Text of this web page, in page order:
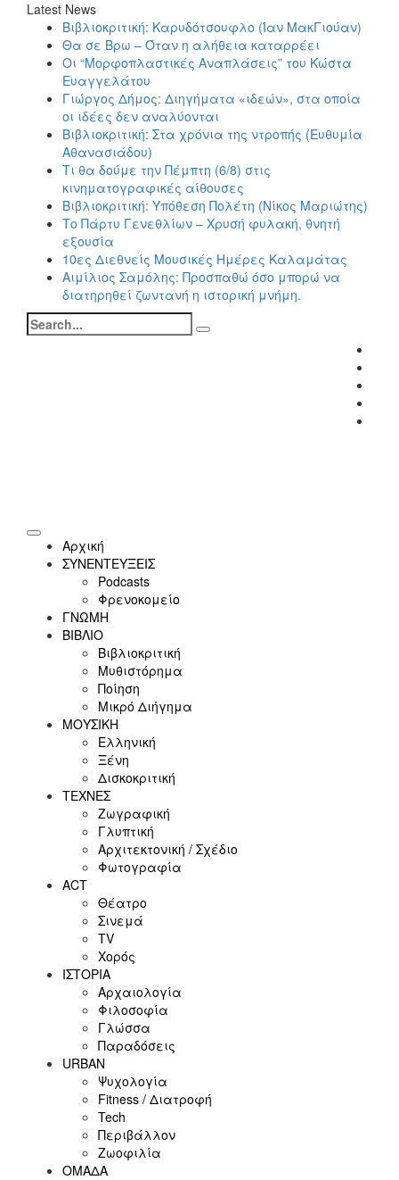
Latest News
Βιβλιοκριτική: Καρυδότσουφλο (Ίαν ΜακΓιούαν)
Θα σε Βρω – Όταν η αλήθεια καταρρέει
Οι “Μορφοπλαστικές Αναπλάσεις” του Κώστα
Ευαγγελάτου
Γιώργος Δήμος: Διηγήματα «ιδεών», στα οποία
οι ιδέες δεν αναλύονται
Βιβλιοκριτική: Στα χρόνια της ντροπής (Ευθυμία
Αθανασιάδου)
Τι θα δούμε την Πέμπτη (6/8) στις
κινηματογραφικές αίθουσες
Βιβλιοκριτική: Υπόθεση Πολέτη (Νίκος Μαριώτης)
Το Πάρτυ Γενεθλίων – Χρυσή φυλακή, θνητή
εξουσία
10ες Διεθνείς Μουσικές Ημέρες Καλαμάτας
Αιμίλιος Σαμόλης: Προσπαθώ όσο μπορώ να
διατηρηθεί ζωντανή η ιστορική μνήμη.
Search
for:
Αρχική
ΣΥΝΕΝΤΕΥΞΕΙΣ
Podcasts
Φρενοκομείο
ΓΝΩΜΗ
ΒΙΒΛΙΟ
Βιβλιοκριτική
Μυθιστόρημα
Ποίηση
Μικρό Διήγημα
ΜΟΥΣΙΚΗ
Ελληνική
Ξένη
Δισκοκριτική
ΤΕΧΝΕΣ
Ζωγραφική
Γλυπτική
Αρχιτεκτονική / Σχέδιο
Φωτογραφία
ACT
Θέατρο
Σινεμά
ΤV
Χορός
ΙΣΤΟΡΙΑ
Αρχαιολογία
Φιλοσοφία
Γλώσσα
Παραδόσεις
URBAN
Ψυχολογία
Fitness / Διατροφή
Tech
Περιβάλλον
Ζωοφιλία
ΟΜΑΔΑ